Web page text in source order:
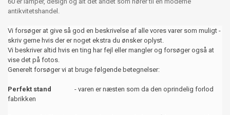
antikvitetshandel.
Vi forsøger at give så god en beskrivelse af alle vores varer som muligt -
skriv gerne hvis der er noget ekstra du ønsker oplyst.
Vi beskriver altid hvis en ting har fejl eller mangler og forsøger også at
vise det på fotos.
Generelt forsøger vi at bruge følgende betegnelser:
Perfekt stand - varen er næsten som da den oprindelig forlod
fabrikken